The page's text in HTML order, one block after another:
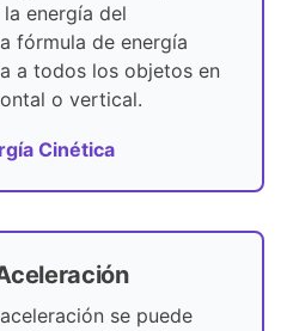
energía del
fórmula de energía
a todos los objetos en
o vertical.
Cinética
se puede